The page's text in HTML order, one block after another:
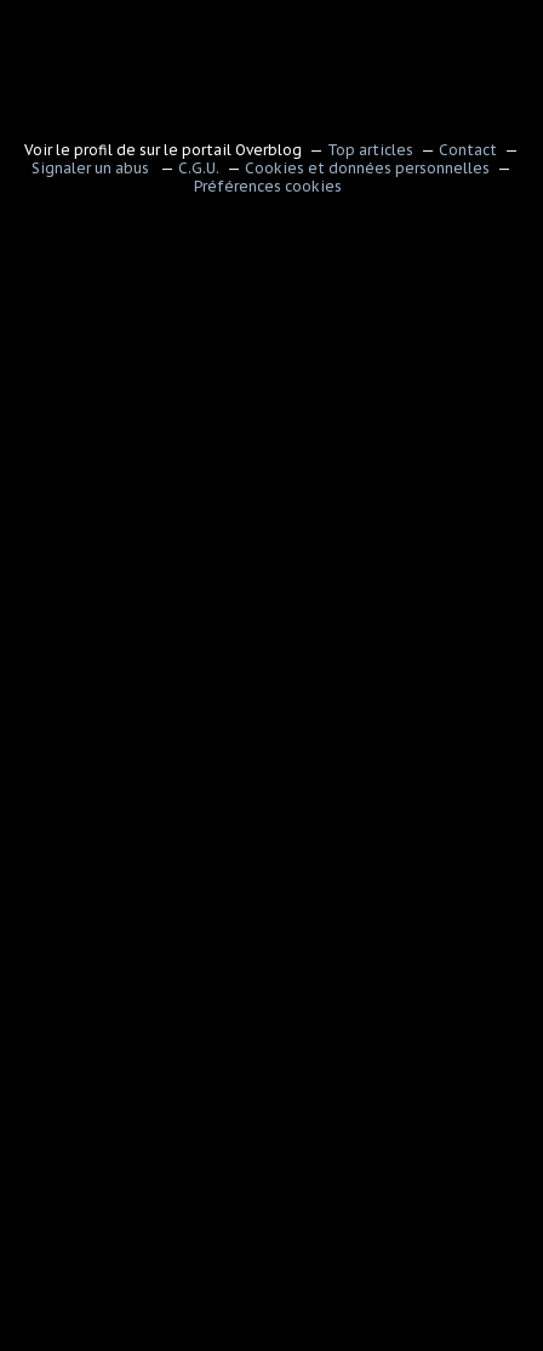
Voir le profil de sur le portail Overblog Top articles
Contact
Signaler un abus
C.G.U.
Cookies et données personnelles
Préférences cookies